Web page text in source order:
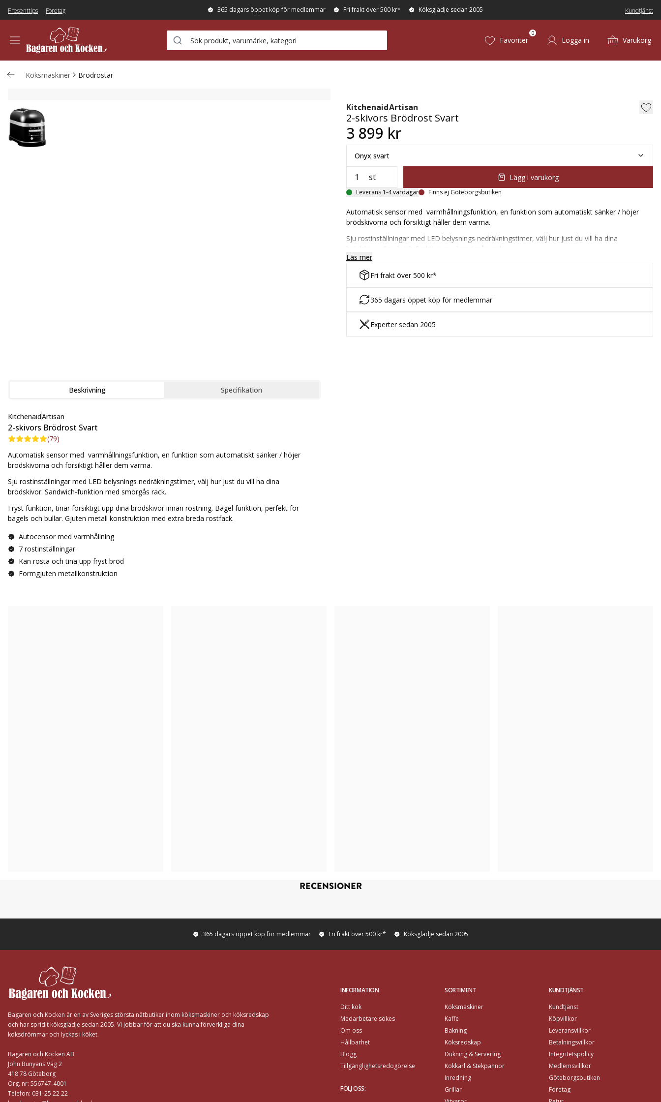
Presenttips Företag 365 dagars öppet köp för medlemmar Fri frakt över 500 kr* Köksglädje sedan 2005 Kundtjänst
Favoriter
0
Logga in Varukorg
Köksmaskiner Brödrostar
2-skivors Brödrost Svart
KitchenaidArtisan
2-skivors Brödrost Svart
3 899 kr
Onyx svart
st Lägg i varukorg
Leverans 1-4 vardagar Finns ej Göteborgsbutiken
Automatisk sensor med varmhållningsfunktion, en funktion som automatiskt sänker / höjer
brödskivorna och försiktigt håller dem varma.
Sju rostinställningar med LED belysnings nedräkningstimer, välj hur just du vill ha dina
brödskivor. Sandwich-funktion med smörgås rack.
Fryst funktion, tinar försiktigt upp dina brödskivor innan rostning. Bagel funktion, perfekt för
bagels och bullar. Gjuten metall konstruktion med extra breda rostfack.
Läs mer
Fri frakt över 500 kr*
365 dagars öppet köp för medlemmar
Experter sedan 2005
Beskrivning Specifikation
KitchenaidArtisan
2-skivors Brödrost Svart
(79)
Automatisk sensor med varmhållningsfunktion, en funktion som automatiskt sänker / höjer
brödskivorna och försiktigt håller dem varma.
Sju rostinställningar med LED belysnings nedräkningstimer, välj hur just du vill ha dina
brödskivor. Sandwich-funktion med smörgås rack.
Fryst funktion, tinar försiktigt upp dina brödskivor innan rostning. Bagel funktion, perfekt för
bagels och bullar. Gjuten metall konstruktion med extra breda rostfack.
Autocensor med varmhållning
7 rostinställningar
Kan rosta och tina upp fryst bröd
Formgjuten metallkonstruktion
RECENSIONER
365 dagars öppet köp för medlemmar Fri frakt över 500 kr* Köksglädje sedan 2005
Bagaren och Kocken är en av Sveriges största nätbutiker inom köksmaskiner och köksredskap
och har spridit köksglädje sedan 2005. Vi jobbar för att du ska kunna förverkliga dina
köksdrömmar och lyckas i köket.
Bagaren och Kocken AB
John Bunyans Väg 2
418 78 Göteborg
Org. nr: 556747-4001
Telefon: 031-25 22 22
INFORMATION
Ditt kök
Medarbetare sökes
Om oss
Hållbarhet
Blogg
Tillgänglighetsredogörelse
FÖLJ OSS:
SORTIMENT
Köksmaskiner
Kaffe
Bakning
Köksredskap
Dukning & Servering
Kokkärl & Stekpannor
Inredning
Grillar
KUNDTJÄNST
Kundtjänst
Köpvillkor
Leveransvillkor
Betalningsvillkor
Integritetspolicy
Medlemsvillkor
Göteborgsbutiken
Företag